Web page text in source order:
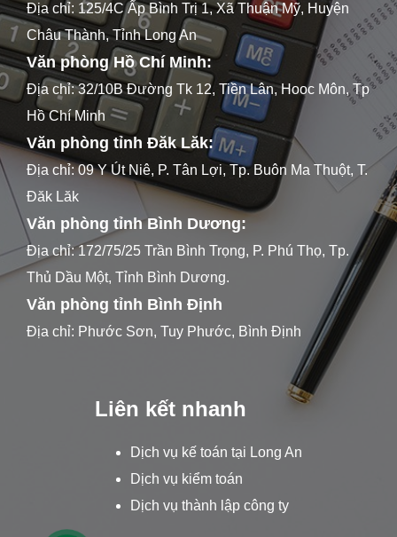
Địa chỉ: 125/4C Ấp Bình Trị 1, Xã Thuận Mỹ, Huyện
Châu Thành, Tỉnh Long An
Văn phòng Hồ Chí Minh:
Địa chỉ: 32/10B Đường Tk 12, Tiền Lân, Hooc Môn, Tp
Hồ Chí Minh
Văn phòng tỉnh Đăk Lăk:
Địa chỉ: 09 Y Út Niê, P. Tân Lợi, Tp. Buôn Ma Thuột, T.
Đăk Lăk
Văn phòng tỉnh Bình Dương:
Địa chỉ: 172/75/25 Trần Bình Trọng, P. Phú Thọ, Tp.
Thủ Dầu Một, Tỉnh Bình Dương.
Văn phòng tỉnh Bình Định
Địa chỉ: Phước Sơn, Tuy Phước, Bình Định
Liên kết nhanh
Dịch vụ kế toán tại Long An
Dịch vụ kiểm toán
Dịch vụ thành lập công ty